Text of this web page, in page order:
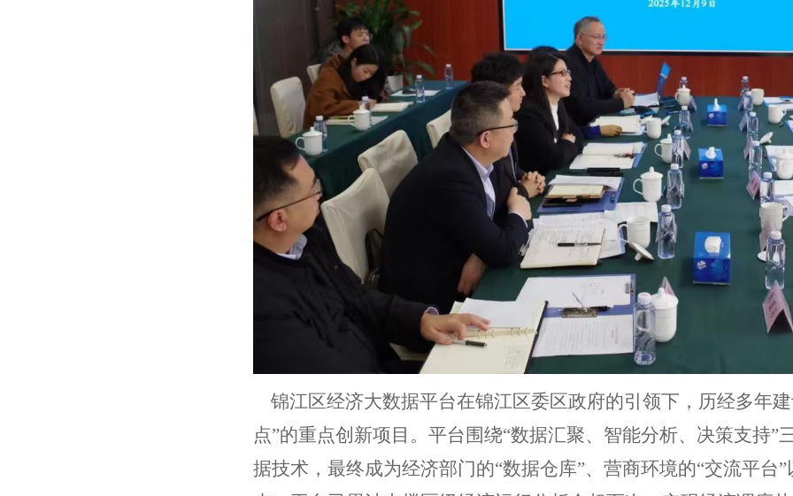
锦江区经济大数据平台在锦江区委区政府的引领下，历经多年
点”的重点创新项目。平台围绕“数据汇聚、智能分析、决策支持
据技术，最终成为经济部门的“数据仓库”、营商环境的“交流平台